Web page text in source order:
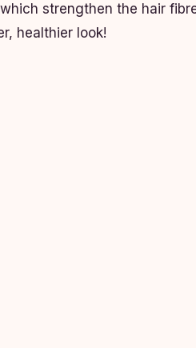
strengthen the hair
healthier look!